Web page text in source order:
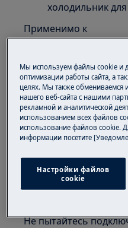
холодильник
Применимо к
Холодильнику
Холодильнику с
Холодильнику
Решение
1. Если
распаковке
обратитесь к
не произошло ли
Не пытайтесь
Мы используем файлы cookie и
оптимизации работы сайта, а
целях. Мы также обмениваемся
нашего веб-сайта с нашими
рекламной и аналитической
использованием всех файлов
использование файлов cookie.
информации посетите
Настройки файлов
cookie